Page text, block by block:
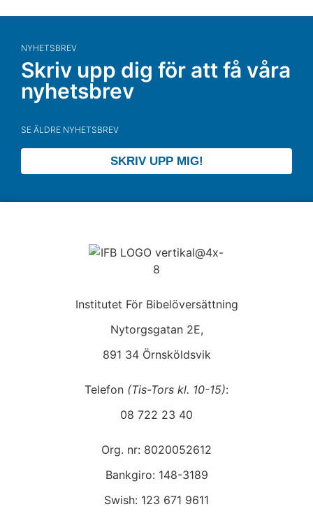
NYHETSBREV
Skriv upp dig för att få våra
nyhetsbrev
SE ÄLDRE NYHETSBREV
SKRIV UPP MIG!
Institutet För Bibelöversättning
Nytorgsgatan 2E,
891 34 Örnsköldsvik
Telefon (Tis-Tors kl. 10-15):
08 722 23 40
Org. nr: 8020052612
Bankgiro: 148-3189
Swish: 123 671 9611